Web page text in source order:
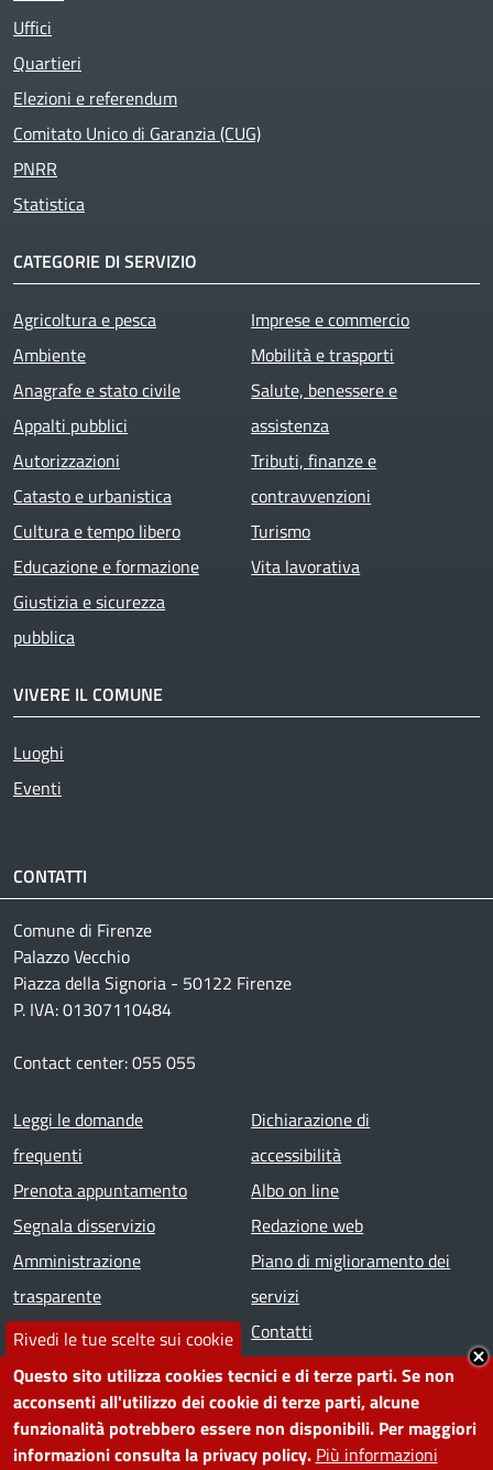
Rivedi le tue scelte sui cookie
Questo sito utilizza cookies tecnici e di terze parti. Se non
acconsenti all'utilizzo dei cookie di terze parti, alcune
funzionalità potrebbero essere non disponibili. Per maggiori
informazioni consulta la privacy policy. Più informazioni
Uffici
Quartieri
Elezioni e referendum
Comitato Unico di Garanzia (CUG)
PNRR
Statistica
CATEGORIE DI SERVIZIO
Agricoltura e pesca
Ambiente
Anagrafe e stato civile
Appalti pubblici
Autorizzazioni
Catasto e urbanistica
Cultura e tempo libero
Educazione e formazione
Giustizia e sicurezza
pubblica
Imprese e commercio
Mobilità e trasporti
Salute, benessere e
assistenza
Tributi, finanze e
contravvenzioni
Turismo
Vita lavorativa
VIVERE IL COMUNE
Luoghi
Eventi
CONTATTI
Comune di Firenze
Palazzo Vecchio
Piazza della Signoria - 50122 Firenze
P. IVA: 01307110484
Contact center: 055 055
Footer menu
Leggi le domande
frequenti
Prenota appuntamento
Segnala disservizio
Amministrazione
trasparente
Note legali
Dichiarazione di
accessibilità
Albo on line
Redazione web
Piano di miglioramento dei
servizi
Contatti
SEGUICI SU
Facebook
Instagram
YouTube
Telegram
WhatsApp
TwitterLinkedin